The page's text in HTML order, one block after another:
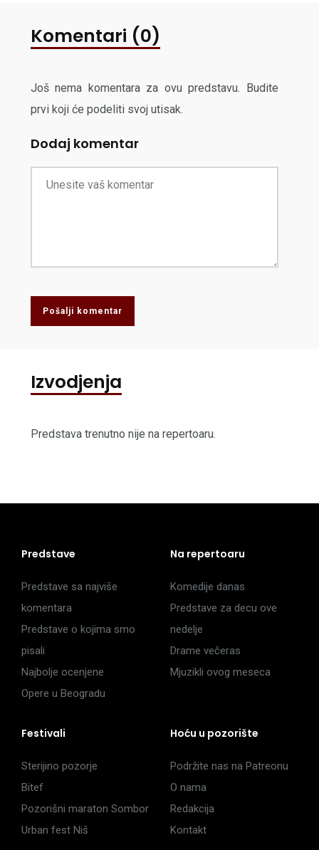
Komentari (0)
Još nema komentara za ovu predstavu. Budite
prvi koji će podeliti svoj utisak.
Dodaj komentar
Pošalji komentar
Izvodjenja
Predstava trenutno nije na repertoaru.
Predstave
Predstave sa najviše
komentara
Predstave o kojima smo
pisali
Najbolje ocenjene
Opere u Beogradu
Na repertoaru
Komedije danas
Predstave za decu ove
nedelje
Drame večeras
Mjuzikli ovog meseca
Festivali
Sterijino pozorje
Bitef
Pozorišni maraton Sombor
Urban fest Niš
Hoću u pozorište
Podržite nas na Patreonu
O nama
Redakcija
Kontakt